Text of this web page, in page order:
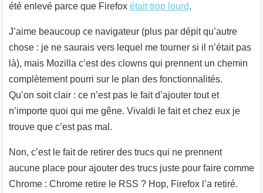
été enlevé parce que Firefox était trop lourd.
J’aime beaucoup ce navigateur (plus par dépit qu’autre
chose : je ne saurais vers lequel me tourner si il n’était pas
là), mais Mozilla c’est des clowns qui prennent un chemin
complètement pourri sur le plan des fonctionnalités.
Qu’on soit clair : ce n’est pas le fait d’ajouter tout et
n’importe quoi qui me gêne. Vivaldi le fait et chez eux je
trouve que c’est pas mal.
Non, c’est le fait de retirer des trucs qui ne prennent
aucune place pour ajouter des trucs juste pour faire comme
Chrome : Chrome retire le RSS ? Hop, Firefox l’a retiré.